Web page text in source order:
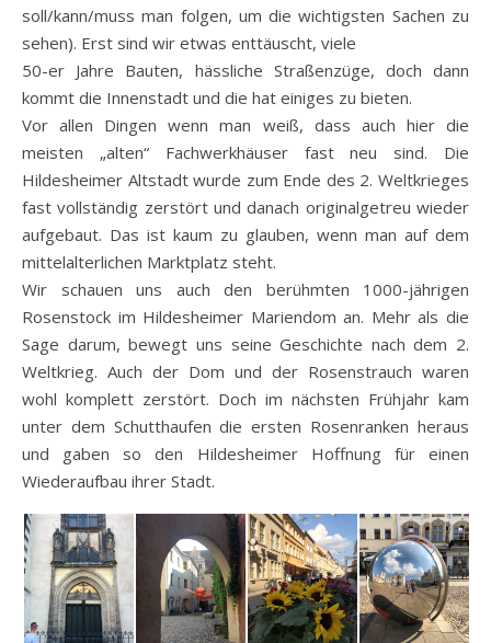
soll/kann/muss man folgen, um die wichtigsten Sachen zu
sehen). Erst sind wir etwas enttäuscht, viele
50-er Jahre Bauten, hässliche Straßenzüge, doch dann
kommt die Innenstadt und die hat einiges zu bieten.
Vor allen Dingen wenn man weiß, dass auch hier die
meisten „alten“ Fachwerkhäuser fast neu sind. Die
Hildesheimer Altstadt wurde zum Ende des 2. Weltkrieges
fast vollständig zerstört und danach originalgetreu wieder
aufgebaut. Das ist kaum zu glauben, wenn man auf dem
mittelalterlichen Marktplatz steht.
Wir schauen uns auch den berühmten 1000-jährigen
Rosenstock im Hildesheimer Mariendom an. Mehr als die
Sage darum, bewegt uns seine Geschichte nach dem 2.
Weltkrieg. Auch der Dom und der Rosenstrauch waren
wohl komplett zerstört. Doch im nächsten Frühjahr kam
unter dem Schutthaufen die ersten Rosenranken heraus
und gaben so den Hildesheimer Hoffnung für einen
Wiederaufbau ihrer Stadt.